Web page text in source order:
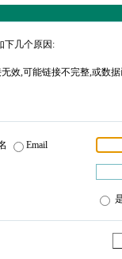
下几个原因:
效,可能链接不完整,或数
Email